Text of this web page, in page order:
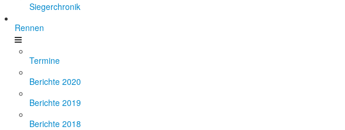
Siegerchronik
Rennen
Termine
Berichte 2020
Berichte 2019
Berichte 2018